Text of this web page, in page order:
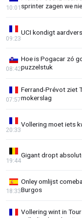
sprinter zagen we
10:01
UCI kondigt
09:23
Hoe is Pogacar zó
puzzelstuk
08:42
Ferrand-Prévot ziet
mokerslag
07:57
Vollering moet iets
20:33
Gigant dropt
19:44
Onley omlijst
Burgos
18:33
Vollering wint in